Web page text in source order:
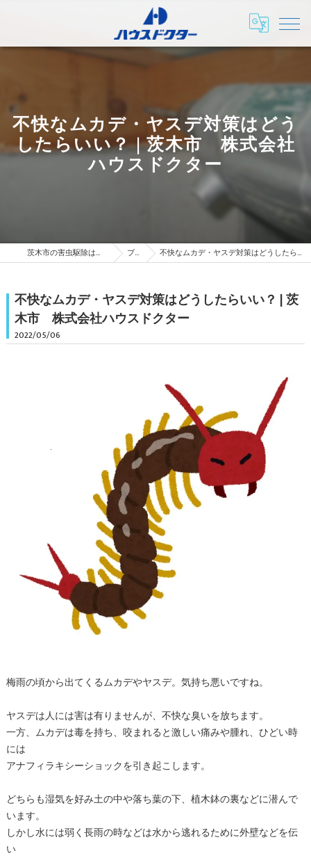
不快なムカデ・ヤスデ対策はどう
したらいい？ | 茨木市 株式会社
ハウスドクター
茨木市の害虫駆除は株式会社ハウスドクター ブログ 不快なムカデ・ヤスデ対策はどうしたらいい？ | 茨木市 株式会社ハウスドクター
不快なムカデ・ヤスデ対策はどうしたらいい？ | 茨
木市 株式会社ハウスドクター
2022/05/06
梅雨の頃から出てくるムカデやヤスデ。気持ち悪いですね。
ヤスデは人には害は有りませんが、不快な臭いを放ちます。
一方、ムカデは毒を持ち、咬まれると激しい痛みや腫れ、ひどい時
には
アナフィラキシーショックを引き起こします。
どちらも湿気を好み土の中や落ち葉の下、植木鉢の裏などに潜んで
います。
しかし水には弱く長雨の時などは水から逃れるために外壁などを伝
い